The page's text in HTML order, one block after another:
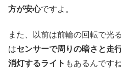
方が安心ですよ。
また、以前は前輪の回転で光
はセンサーで周りの暗さと走
消灯するライト もあるんですね